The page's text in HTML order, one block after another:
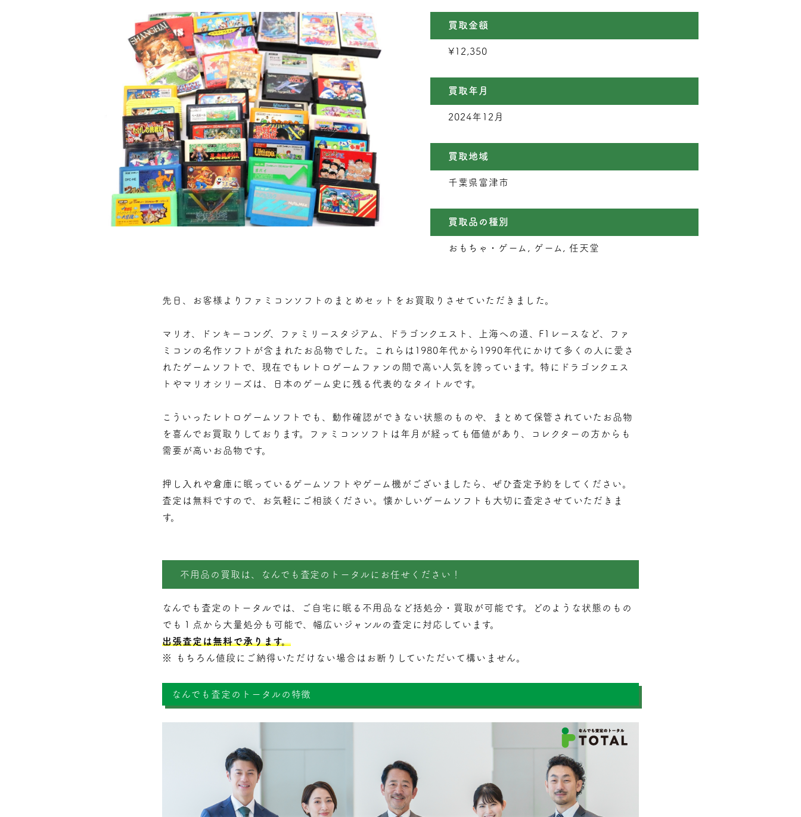
買取金額
¥12,350
買取年月
2024年12月
買取地域
千葉県富津市
買取品の種別
おもちゃ・ゲーム, ゲーム, 任天堂
先日、お客様よりファミコンソフトのまとめセットをお買取りさせていただきました。
マリオ、ドンキーコング、ファミリースタジアム、ドラゴンクエスト、上海への道、F1レースなど、ファ
ミコンの名作ソフトが含まれたお品物でした。これらは1980年代から1990年代にかけて多くの人に愛さ
れたゲームソフトで、現在でもレトロゲームファンの間で高い人気を誇っています。特にドラゴンクエス
トやマリオシリーズは、日本のゲーム史に残る代表的なタイトルです。
こういったレトロゲームソフトでも、動作確認ができない状態のものや、まとめて保管されていたお品物
を喜んでお買取りしております。ファミコンソフトは年月が経っても価値があり、コレクターの方からも
需要が高いお品物です。
押し入れや倉庫に眠っているゲームソフトやゲーム機がございましたら、ぜひ査定予約をしてください。
査定は無料ですので、お気軽にご相談ください。懐かしいゲームソフトも大切に査定させていただきま
す。
不用品の買取は、なんでも査定のトータルにお任せください！
なんでも査定のトータルでは、ご自宅に眠る不用品など括処分・ 買取 が可能です。どのような状態のもの
でも１点から大量処分も可能で、幅広いジャンルの査定に対応しています。
出張査定は無料で承ります。
※ もちろん値段にご納得いただけない場合はお断りしていただいて構いません。
なんでも査定のトータルの特徴